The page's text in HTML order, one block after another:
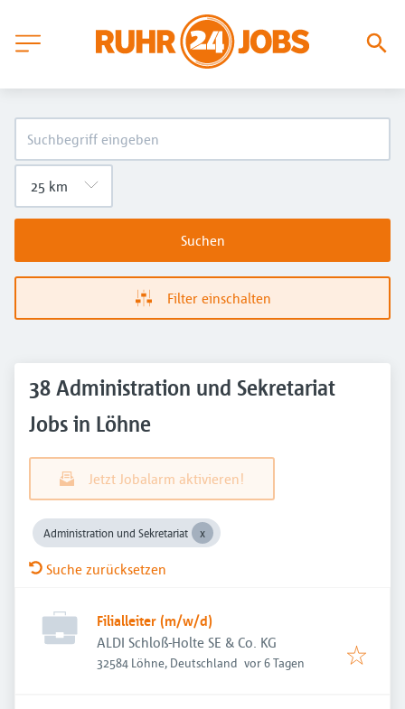
Suchen
Filter einschalten
38 Administration und Sekretariat
Jobs in Löhne
Jetzt Jobalarm aktivieren!
Administration und Sekretariat
Suche zurücksetzen
Filialleiter (m/w/d)
ALDI Schloß-Holte SE & Co. KG
32584 Löhne, Deutschland Veröffentlicht
vor 6 Tagen